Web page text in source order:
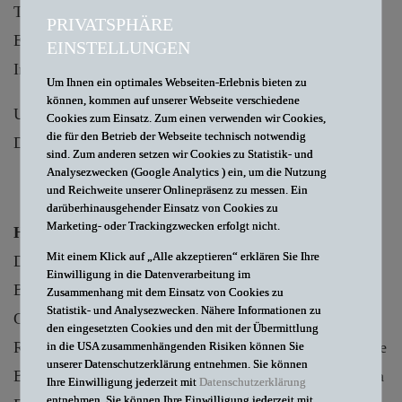
Telefax: +49 30 327787-77
E-Mail:office@db-law.de
Internet:
Umsatzsteueridentifikationsnummer gem. § 27a UStG:
DE812271422
Hinweis gem. § 5 Digitale-Dienst-Gesetz (DDG)
Die bei uns tätigen Rechtsanwälte Dr. iur. Thomas
Bohle, Prof. Dr. iur. Martin Stellpflug, Dr. iur. Ulrich
Grau, Dr. iur. Constanze Püschel, Dr. iur. Christian
Reuther, Dr. iur. Jan Moeck, Torsten Münnch, Constanze
Barufke, Dr. iur. Sabrina Neuendorf, Nicole Jesche, Lisa
PRIVATSPHÄRE
EINSTELLUNGEN
Um Ihnen ein optimales Webseiten-Erlebnis bieten zu
können, kommen auf unserer Webseite verschiedene
Cookies zum Einsatz. Zum einen verwenden wir Cookies,
die für den Betrieb der Webseite technisch notwendig
sind. Zum anderen setzen wir Cookies zu Statistik- und
Analysezwecken (Google Analytics ) ein, um die Nutzung
und Reichweite unserer Onlinepräsenz zu messen. Ein
darüberhinausgehender Einsatz von Cookies zu
Marketing- oder Trackingzwecken erfolgt nicht.
Mit einem Klick auf „Alle akzeptieren“ erklären Sie Ihre
Einwilligung in die Datenverarbeitung im
Zusammenhang mit dem Einsatz von Cookies zu
Statistik- und Analysezwecken. Nähere Informationen zu
den eingesetzten Cookies und den mit der Übermittlung
in die USA zusammenhängenden Risiken können Sie
unserer Datenschutzerklärung entnehmen. Sie können
Ihre Einwilligung jederzeit mitDatenschutzerklärung